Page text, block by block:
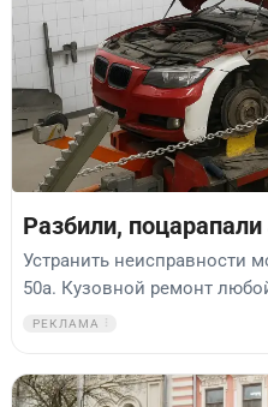
Разбили,
Устранить неисправности
50а. Кузовной ремонт
РЕКЛАМА